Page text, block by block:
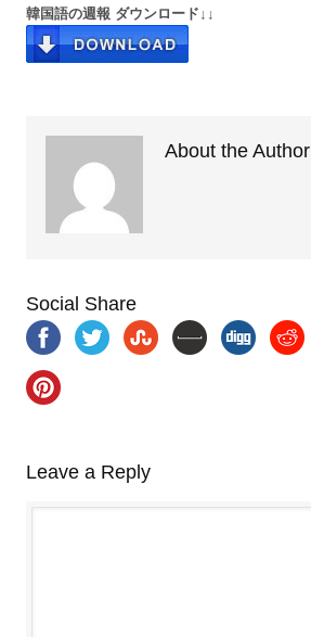
韓国語の週報 ダウンロード↓↓
About the Author
Social Share
Leave a Reply